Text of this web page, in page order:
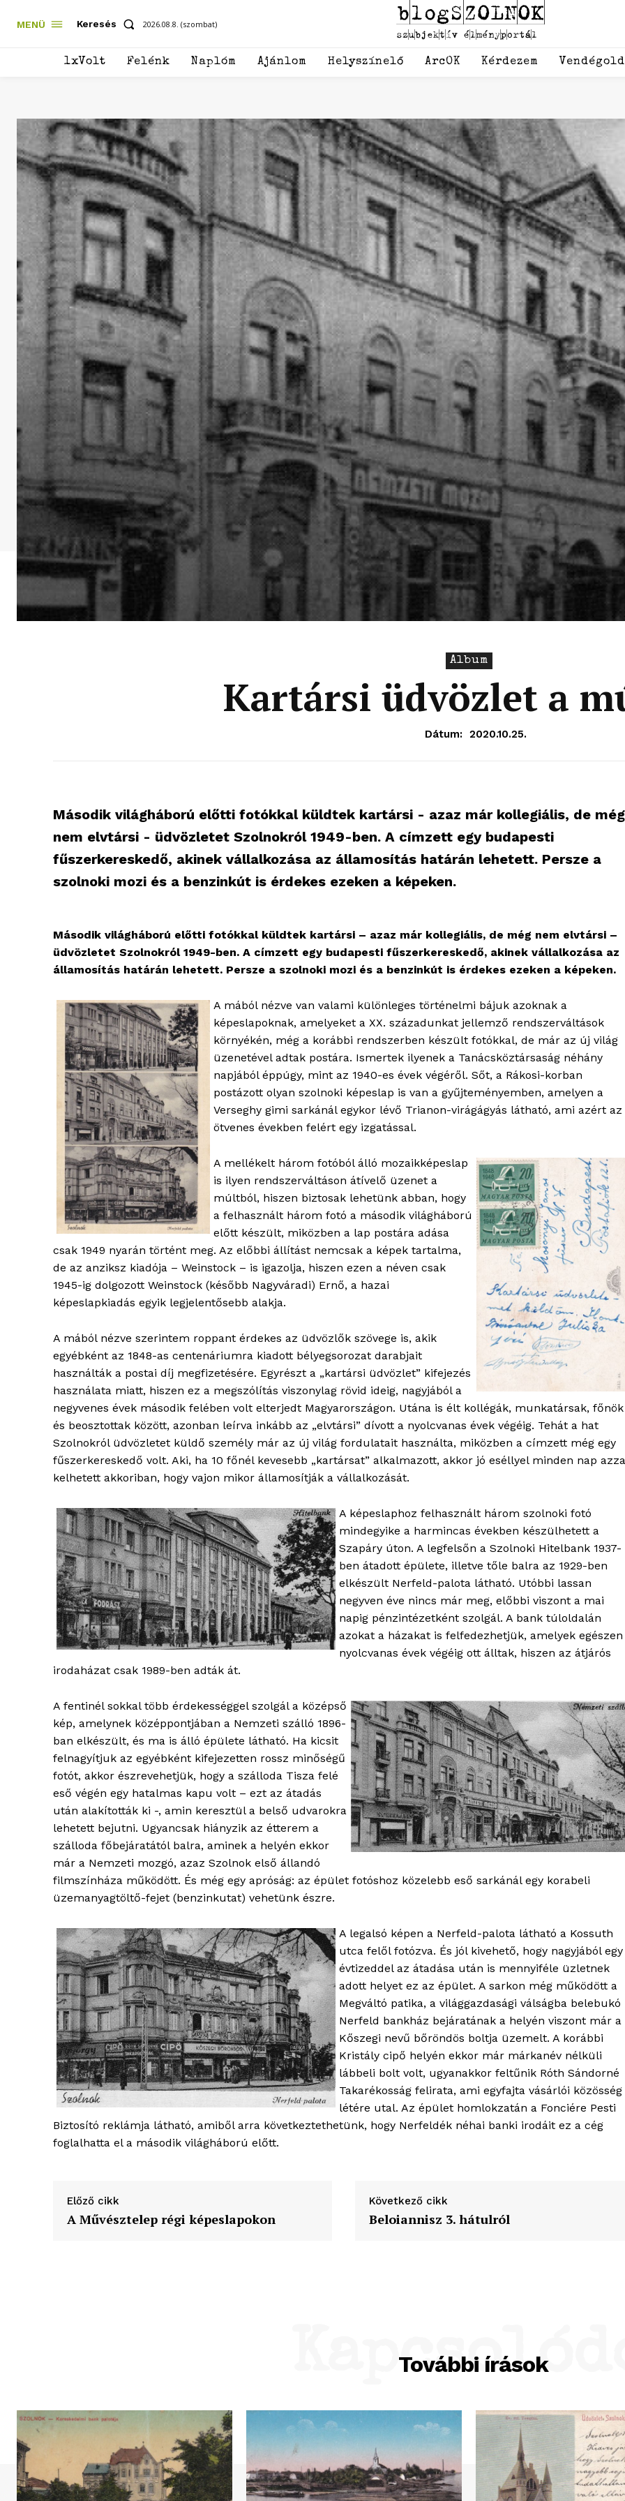
blogSZOLNOK
szubjektív
élményportál
ELŐFIZETÉS
Hasznos
Kapcsolat
Adatkezelési tájékoztató
Hirdetés
MENÜ Keresés 2026.08.8. (szombat)
1xVolt Felénk Naplóm Ajánlom Helyszínelő ArcOK Kérdezem
Album
Kartársi üdvözlet a
Dátum: 2020.10.25.
Második világháború előtti fotókkal küldtek kartársi - azaz már kollegiális, de még
nem elvtársi - üdvözletet Szolnokról 1949-ben. A címzett egy budapesti
fűszerkereskedő, akinek vállalkozása az államosítás határán lehetett. Persze a
szolnoki mozi és a benzinkút is érdekes ezeken a képeken.
Második világháború előtti fotókkal küldtek kartársi – azaz már kollegiális, de még nem elvtársi –
üdvözletet Szolnokról 1949-ben. A címzett egy budapesti fűszerkereskedő, akinek vállalkozása az
államosítás határán lehetett. Persze a szolnoki mozi és a benzinkút is érdekes ezeken a képeken.
A mából nézve van valami különleges történelmi bájuk azoknak a
képeslapoknak, amelyeket a XX. századunkat jellemző rendszerváltások
környékén, még a korábbi rendszerben készült fotókkal, de már az új világ
üzenetével adtak postára. Ismertek ilyenek a Tanácsköztársaság néhány
napjából éppúgy, mint az 1940-es évek végéről. Sőt, a Rákosi-korban
postázott olyan szolnoki képeslap is van a gyűjteményemben, amelyen a
Verseghy gimi sarkánál egykor lévő Trianon-virágágyás látható, ami azért az
ötvenes években felért egy izgatással.
A mellékelt három fotóból álló mozaikképeslap
is ilyen rendszerváltáson átívelő üzenet a
múltból, hiszen biztosak lehetünk abban, hogy
a felhasznált három fotó a második világháború
előtt készült, miközben a lap postára adása
csak 1949 nyarán történt meg. Az előbbi állítást nemcsak a képek tartalma,
de az anziksz kiadója – Weinstock – is igazolja, hiszen ezen a néven csak
1945-ig dolgozott Weinstock (később Nagyváradi) Ernő, a hazai
képeslapkiadás egyik legjelentősebb alakja.
A mából nézve szerintem roppant érdekes az üdvözlők szövege is, akik
egyébként az 1848-as centenáriumra kiadott bélyegsorozat darabjait
használták a postai díj megfizetésére. Egyrészt a „kartársi üdvözlet” kifejezés
használata miatt, hiszen ez a megszólítás viszonylag rövid ideig, nagyjából a
negyvenes évek második felében volt elterjedt Magyarországon. Utána is élt kollégák, munkatársak, főnök
és beosztottak között, azonban leírva inkább az „elvtársi” dívott a nyolcvanas évek végéig. Tehát a hat
Szolnokról üdvözletet küldő személy már az új világ fordulatait használta, miközben a címzett még egy
fűszerkereskedő volt. Aki, ha 10 főnél kevesebb „kartársat” alkalmazott, akkor jó eséllyel minden nap
kelhetett akkoriban, hogy vajon mikor államosítják a vállalkozását.
A képeslaphoz felhasznált három szolnoki fotó
mindegyike a harmincas években készülhetett a
Szapáry úton. A legfelsőn a Szolnoki Hitelbank 1937-
ben átadott épülete, illetve tőle balra az 1929-ben
elkészült Nerfeld-palota látható. Utóbbi lassan
negyven éve nincs már meg, előbbi viszont a mai
napig pénzintézetként szolgál. A bank túloldalán
azokat a házakat is felfedezhetjük, amelyek egészen
nyolcvanas évek végéig ott álltak, hiszen az átjárós
irodaházat csak 1989-ben adták át.
A fentinél sokkal több érdekességgel szolgál a középső
kép, amelynek középpontjában a Nemzeti szálló 1896-
ban elkészült, és ma is álló épülete látható. Ha kicsit
felnagyítjuk az egyébként kifejezetten rossz minőségű
fotót, akkor észrevehetjük, hogy a szálloda Tisza felé
eső végén egy hatalmas kapu volt – ezt az átadás
után alakították ki -, amin keresztül a belső udvarokra
lehetett bejutni. Ugyancsak hiányzik az étterem a
szálloda főbejáratától balra, aminek a helyén ekkor
már a Nemzeti mozgó, azaz Szolnok első állandó
filmszínháza működött. És még egy apróság: az épület fotóshoz közelebb eső sarkánál egy korabeli
üzemanyagtöltő-fejet (benzinkutat) vehetünk észre.
A legalsó képen a Nerfeld-palota látható a Kossuth
utca felől fotózva. És jól kivehető, hogy nagyjából egy
évtizeddel az átadása után is mennyiféle üzletnek
adott helyet ez az épület. A sarkon még működött a
Megváltó patika, a világgazdasági válságba belebukó
Nerfeld bankház bejáratának a helyén viszont már a
Kőszegi nevű bőröndös boltja üzemelt. A korábbi
Kristály cipő helyén ekkor már márkanév nélküli
lábbeli bolt volt, ugyanakkor feltűnik Róth Sándorné
Takarékosság felirata, ami egyfajta vásárlói közösség
létére utal. Az épület homlokzatán a Fonciére Pesti
Biztosító reklámja látható, amiből arra következtethetünk, hogy Nerfeldék néhai banki irodáit ez a cég
foglalhatta el a második világháború előtt.
Előző cikk
A Művésztelep régi képeslapokon
Következő cikk
Beloiannisz 3. hátulról
További írások